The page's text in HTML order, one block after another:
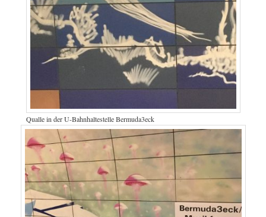
Qualle in der U-Bahnhaltestelle Bermuda3eck